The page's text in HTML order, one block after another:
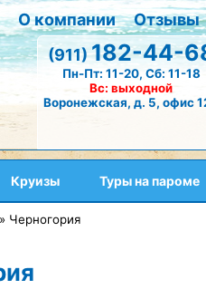
О компании Отзывы
(911)182-44-
Пн-Пт: 11-20, Сб: 11-18
Вс: выходной
Воронежская, д. 5, офис
Круизы Туры на пароме
» Черногория